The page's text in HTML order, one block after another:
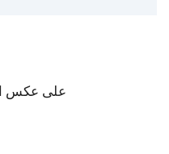
على عكس